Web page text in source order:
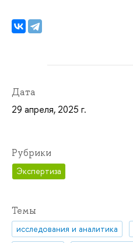
Дата
29 апреля, 2025 г.
Рубрики
Экспертиза
Темы
исследования и аналитика